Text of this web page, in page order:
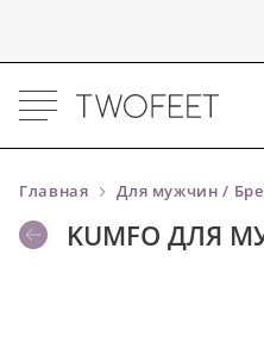
Главная Для мужчин /
KUMFO ДЛЯ